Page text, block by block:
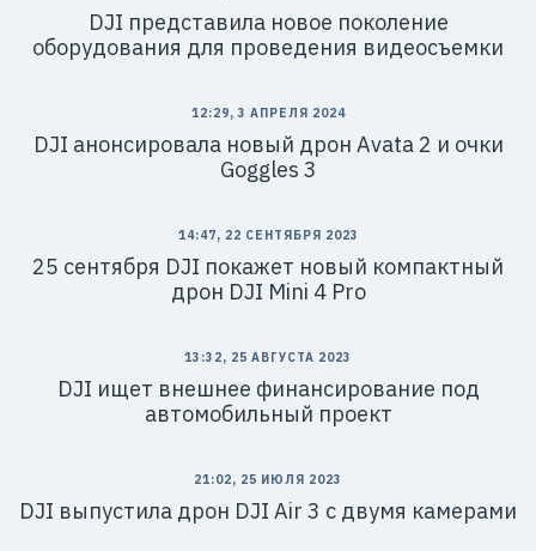
DJI представила новое поколение
оборудования для проведения видеосъемки
12:29, 3 АПРЕЛЯ 2024
DJI анонсировала новый дрон Avata 2 и очки
Goggles 3
14:47, 22 СЕНТЯБРЯ 2023
25 сентября DJI покажет новый компактный
дрон DJI Mini 4 Pro
13:32, 25 АВГУСТА 2023
DJI ищет внешнее финансирование под
автомобильный проект
21:02, 25 ИЮЛЯ 2023
DJI выпустила дрон DJI Air 3 с двумя камерами